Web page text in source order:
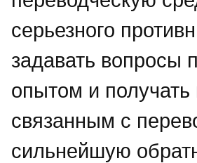
серьезного
задавать вопросы
опытом и
связанным с
сильнейшую